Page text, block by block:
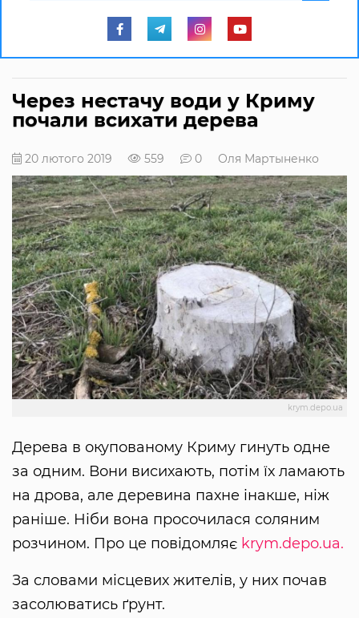
Через нестачу води у Криму
почали всихати дерева
20 лютого 2019 559 0 Оля Мартыненко
krym.depo.ua
Дерева в окупованому Криму гинуть одне
за одним. Вони висихають, потім їх ламають
на дрова, але деревина пахне інакше, ніж
раніше. Ніби вона просочилася соляним
розчином. Про це повідомляє krym.depo.ua.
За словами місцевих жителів, у них почав
засолюватись ґрунт.